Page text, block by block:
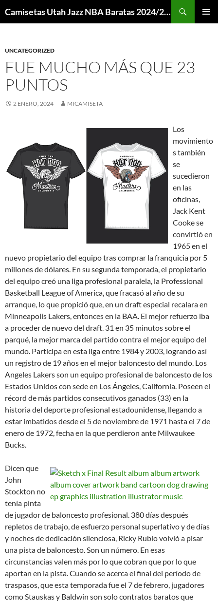
Camisetas Utah Jazz NBA Baratas 2024/2025 – Mi Camiseta NBA
UNCATEGORIZED
FUE MUCHO MÁS QUE 23
PUNTOS
2 ENERO, 2024 MICAMISETA
Los
movimiento
s también
se
sucedieron
en las
oficinas,
Jack Kent
Cooke se
convirtió en
1965 en el
nuevo propietario del equipo tras comprar la franquicia por 5
millones de dólares. En su segunda temporada, el propietario
del equipo creó una liga profesional paralela, la Professional
Basketball League of America, que fracasó al año de su
arranque, lo que propició que, en un draft especial recalara en
Minneapolis Lakers, entonces en la BAA. El mejor refuerzo iba
a proceder de nuevo del draft. 31 en 35 minutos sobre el
parqué, la mejor marca del partido contra el mejor equipo del
mundo. Participa en esta liga entre 1984 y 2003, logrando así
un registro de 19 años en el mejor baloncesto del mundo. Los
Angeles Lakers son un equipo profesional de baloncesto de los
Estados Unidos con sede en Los Ángeles, California. Poseen el
récord de más partidos consecutivos ganados (33) en la
historia del deporte profesional estadounidense, llegando a
estar imbatidos desde el 5 de noviembre de 1971 hasta el 7 de
enero de 1972, fecha en la que perdieron ante Milwaukee
Bucks.
Dicen que
John
Stockton no
tenía pinta
de jugador de baloncesto profesional. 380 días después
repletos de trabajo, de esfuerzo personal superlativo y de días
y noches de dedicación silenciosa, Ricky Rubio volvió a pisar
una pista de baloncesto. Son un número. En esas
circunstancias valen más por lo que cobran que por lo que
aportan en la pista. Cuando se acerca el final del período de
traspasos, que esta temporada fue el 7 de febrero, jugadores
como Stauskas y Baldwin son solo contratos baratos que